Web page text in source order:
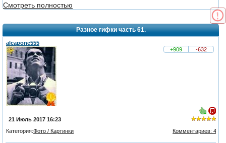
Смотреть полностью
Разное гифки часть 61.
alcapone555
+909
-632
из 5,
21 Июль 2017 16:23
Комментариев: 4
Категория:Фото / Картинки